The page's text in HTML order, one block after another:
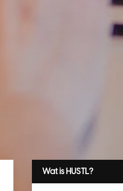
Wat is HUSTL?